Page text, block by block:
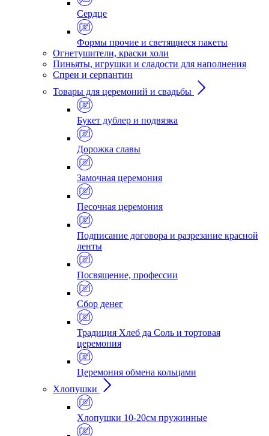
Сердце
Формы прочие и светящиеся пакеты
Огнетушители, краски холи
Пиньяты, игрушки и сладости для наполнения
Спреи и серпантин
Товары для церемоний и свадьбы
Букет дублер и подвязка
Дорожка славы
Замочная церемония
Песочная церемония
Подписание договора и разрезание красной
ленты
Посвящение, профессии
Сбор денег
Традиция Хлеб да Соль и тортовая
церемония
Церемония обмена кольцами
Хлопушки
Хлопушки 10-20см пружинные